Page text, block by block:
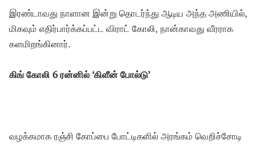
இரண்டாவது நாளான இன்று தொடர்ந்து ஆடிய அந்த அணியில்,
மிகவும் எதிர்பார்க்கப்பட்ட விராட் கோலி, நான்காவது வீரராக
களமிறங்கினார்.
கிங் கோலி 6 ரன்னில் ‘கிளீன் போல்டு’
வழக்கமாக ரஞ்சி கோப்பை போட்டிகளில் அரங்கம் வெறிச்சோடி